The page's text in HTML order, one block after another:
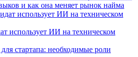
и как она меняет рынок найма
использует ИИ на техническом